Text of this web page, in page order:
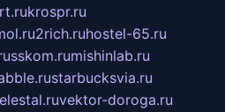
krospr.ru
2rich.ruhostel-65.ru
mishinlab.ru
starbucksvia.ru
elestal.ruvektor-doroga.ru